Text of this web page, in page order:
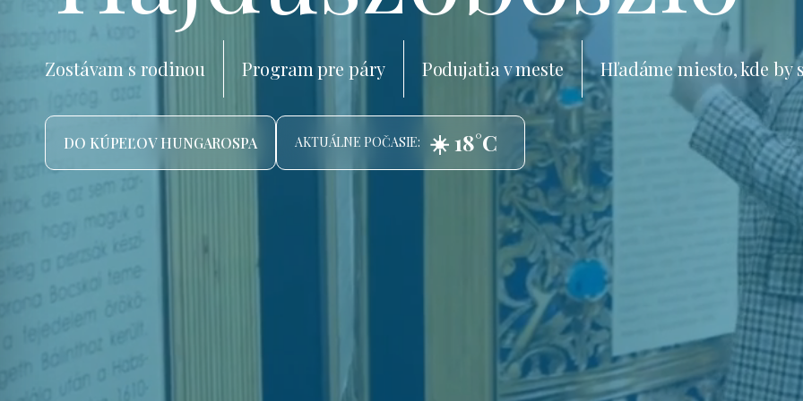
Zostávam s rodinou Program pre páry Podujatia v meste Hľadáme miesto, kde by
DO KÚPEĽOV HUNGAROSPA AKTUÁLNE POČASIE: ☀️ 18°C